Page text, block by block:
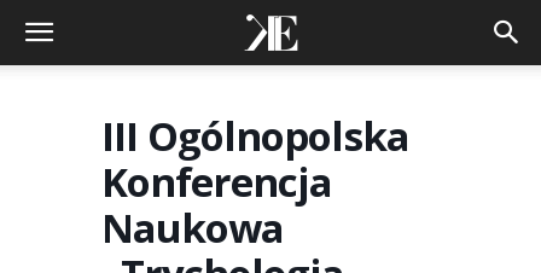
III Ogólnopolska
Konferencja
Naukowa